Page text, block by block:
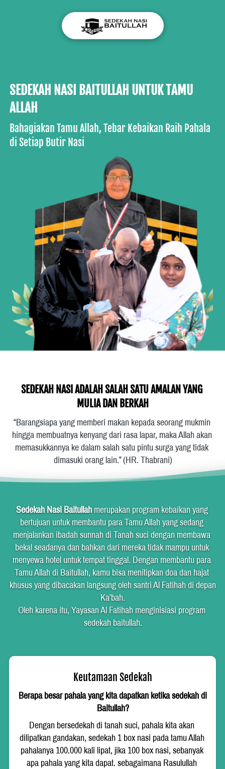
SEDEKAH NASI BAITULLAH UNTUK TAMU
ALLAH
Bahagiakan Tamu Allah, Tebar Kebaikan Raih Pahala
di Setiap Butir Nasi
SEDEKAH NASI ADALAH SALAH SATU AMALAN YANG
MULIA DAN BERKAH
“Barangsiapa yang memberi makan kepada seorang mukmin
hingga membuatnya kenyang dari rasa lapar, maka Allah akan
memasukkannya ke dalam salah satu pintu surga yang tidak
dimasuki orang lain.” (HR. Thabrani)
Sedekah Nasi Baitullah merupakan program kebaikan yang
bertujuan untuk membantu para Tamu Allah yang sedang
menjalankan ibadah sunnah di Tanah suci dengan membawa
bekal seadanya dan bahkan dari mereka tidak mampu untuk
menyewa hotel untuk tempat tinggal. Dengan membantu para
Tamu Allah di Baitullah, kamu bisa menitipkan doa dan hajat
khusus yang dibacakan langsung oleh santri Al Fatihah di depan
Ka’bah.
Oleh karena itu, Yayasan Al Fatihah menginisiasi program
sedekah baitullah.
Keutamaan Sedekah
Berapa besar pahala yang kita dapatkan ketika sedekah di
Baitullah?
Dengan bersedekah di tanah suci, pahala kita akan
dilipatkan gandakan, sedekah 1 box nasi pada tamu Allah
pahalanya 100.000 kali lipat, jika 100 box nasi, sebanyak
apa pahala yang kita dapat. sebagaimana Rasulullah